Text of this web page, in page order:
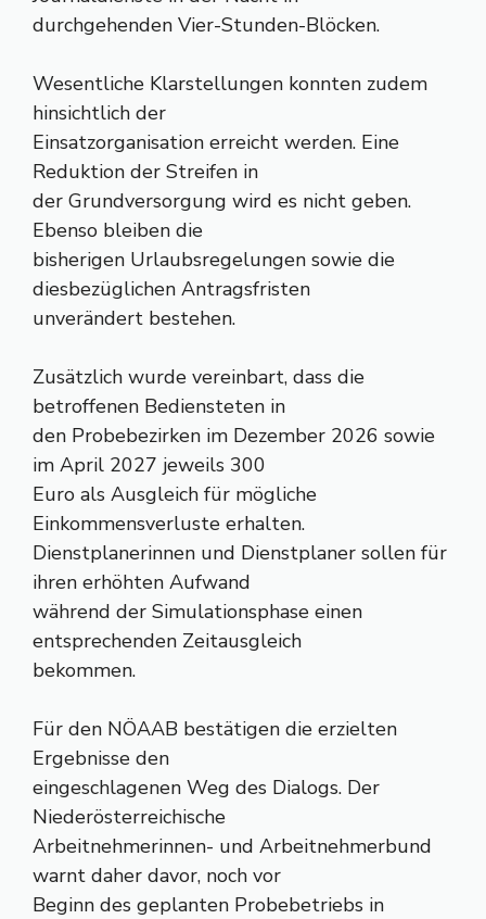
durchgehenden Vier-Stunden-Blöcken.
Wesentliche Klarstellungen konnten zudem
hinsichtlich der
Einsatzorganisation erreicht werden. Eine
Reduktion der Streifen in
der Grundversorgung wird es nicht geben.
Ebenso bleiben die
bisherigen Urlaubsregelungen sowie die
diesbezüglichen Antragsfristen
unverändert bestehen.
Zusätzlich wurde vereinbart, dass die
betroffenen Bediensteten in
den Probebezirken im Dezember 2026 sowie
im April 2027 jeweils 300
Euro als Ausgleich für mögliche
Einkommensverluste erhalten.
Dienstplanerinnen und Dienstplaner sollen für
ihren erhöhten Aufwand
während der Simulationsphase einen
entsprechenden Zeitausgleich
bekommen.
Für den NÖAAB bestätigen die erzielten
Ergebnisse den
eingeschlagenen Weg des Dialogs. Der
Niederösterreichische
Arbeitnehmerinnen- und Arbeitnehmerbund
warnt daher davor, noch vor
Beginn des geplanten Probebetriebs in